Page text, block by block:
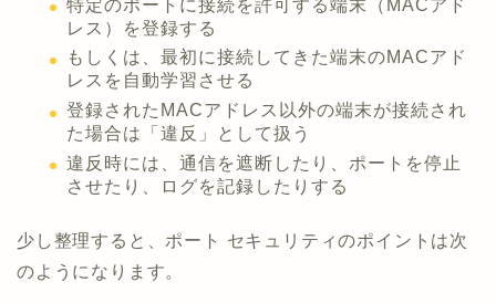
特定のポートに接続を許可する端末（MACアド
レス）を登録する
もしくは、最初に接続してきた端末のMACアド
レスを自動学習させる
登録されたMACアドレス以外の端末が接続され
た場合は「違反」として扱う
違反時には、通信を遮断したり、ポートを停止
させたり、ログを記録したりする
少し整理すると、ポート セキュリティのポイントは次
のようになります。